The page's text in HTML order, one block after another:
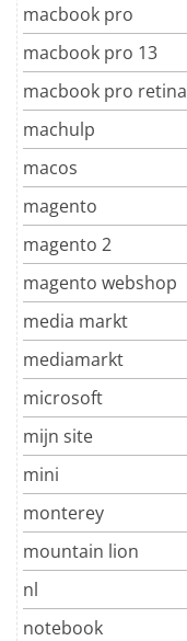
macbook pro
macbook pro 13
macbook pro retina
machulp
macos
magento
magento 2
magento webshop
media markt
mediamarkt
microsoft
mijn site
mini
monterey
mountain lion
nl
notebook